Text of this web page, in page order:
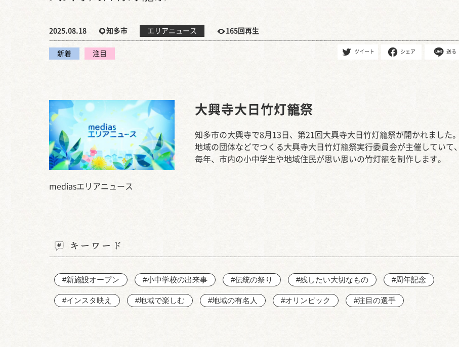
2025.08.18 知多市 エリアニュース 165回再生
新着 注目 ツイート シェア 送る
mediasエリアニュース
大興寺大日竹灯籠祭
知多市の大興寺で8月13日、第21回大興寺大日竹灯籠祭が開かれました。
地域の団体などでつくる大興寺大日竹灯籠祭実行委員会が主催していて、
毎年、市内の小中学生や地域住民が思い思いの竹灯籠を制作します。
キーワード
#新施設オープン #小中学校の出来事 #伝統の祭り #残したい大切なもの #周年記念
#インスタ映え #地域で楽しむ #地域の有名人 #オリンピック #注目の選手